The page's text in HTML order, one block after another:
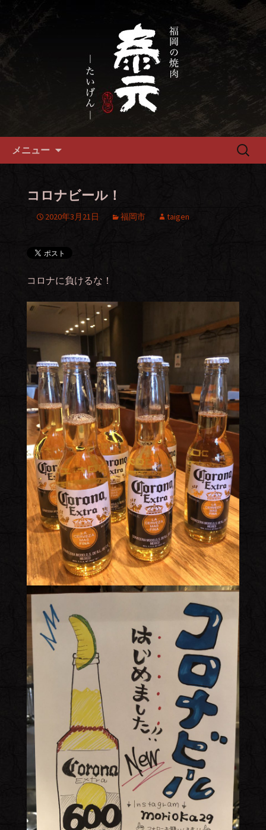
福岡市、畜産農家直送の厳選黒
毛和牛を愉しめる焼肉店
畜産農家直送の厳選肉が自慢の福岡市
の焼肉『泰元』
メニュー
検
コロナビール！
2020年3月21日 福岡市 taigen
コロナに負けるな！